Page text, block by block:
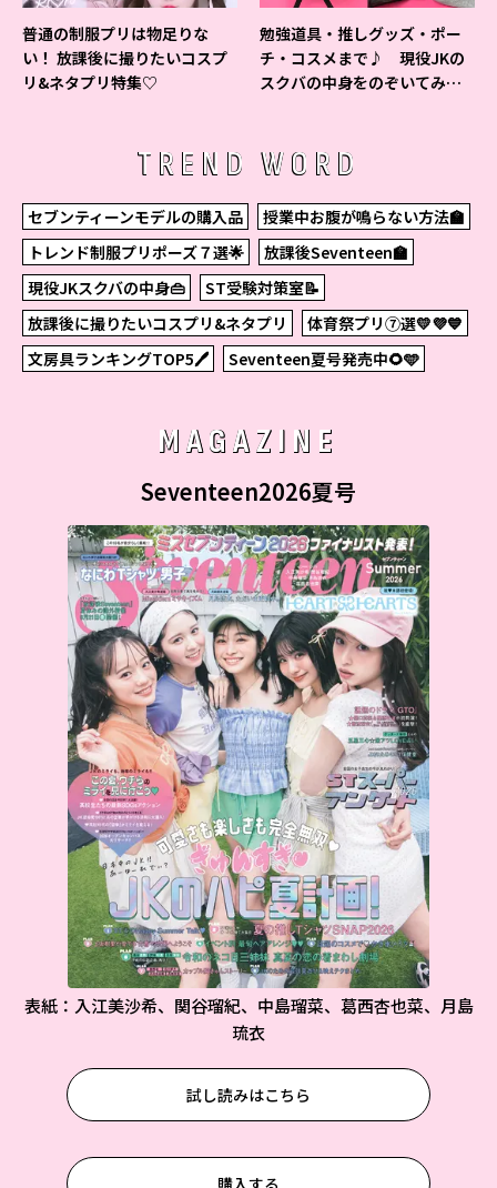
普通の制服プリは物足りな
い！ 放課後に撮りたいコスプ
リ&ネタプリ特集♡
勉強道具・推しグッズ・ポー
チ・コスメまで♪ 現役JKの
スクバの中身をのぞいてみ
TREND WORD
セブンティーンモデルの購入品
授業中お腹が鳴らない方法🏫
トレンド制服プリポーズ７選🌟
放課後Seventeen🏫
現役JKスクバの中身👜
ST受験対策室📝
放課後に撮りたいコスプリ&ネタプリ
体育祭プリ⑦選💛💜💙
文房具ランキングTOP5🖊
Seventeen夏号発売中🌻🩵
MAGAZINE
Seventeen2026夏号
表紙：入江美沙希、関谷瑠紀、中島瑠菜、葛西杏也菜、月島
琉衣
試し読みはこちら